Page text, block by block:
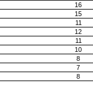
16
15
11
12
11
10
8
7
8